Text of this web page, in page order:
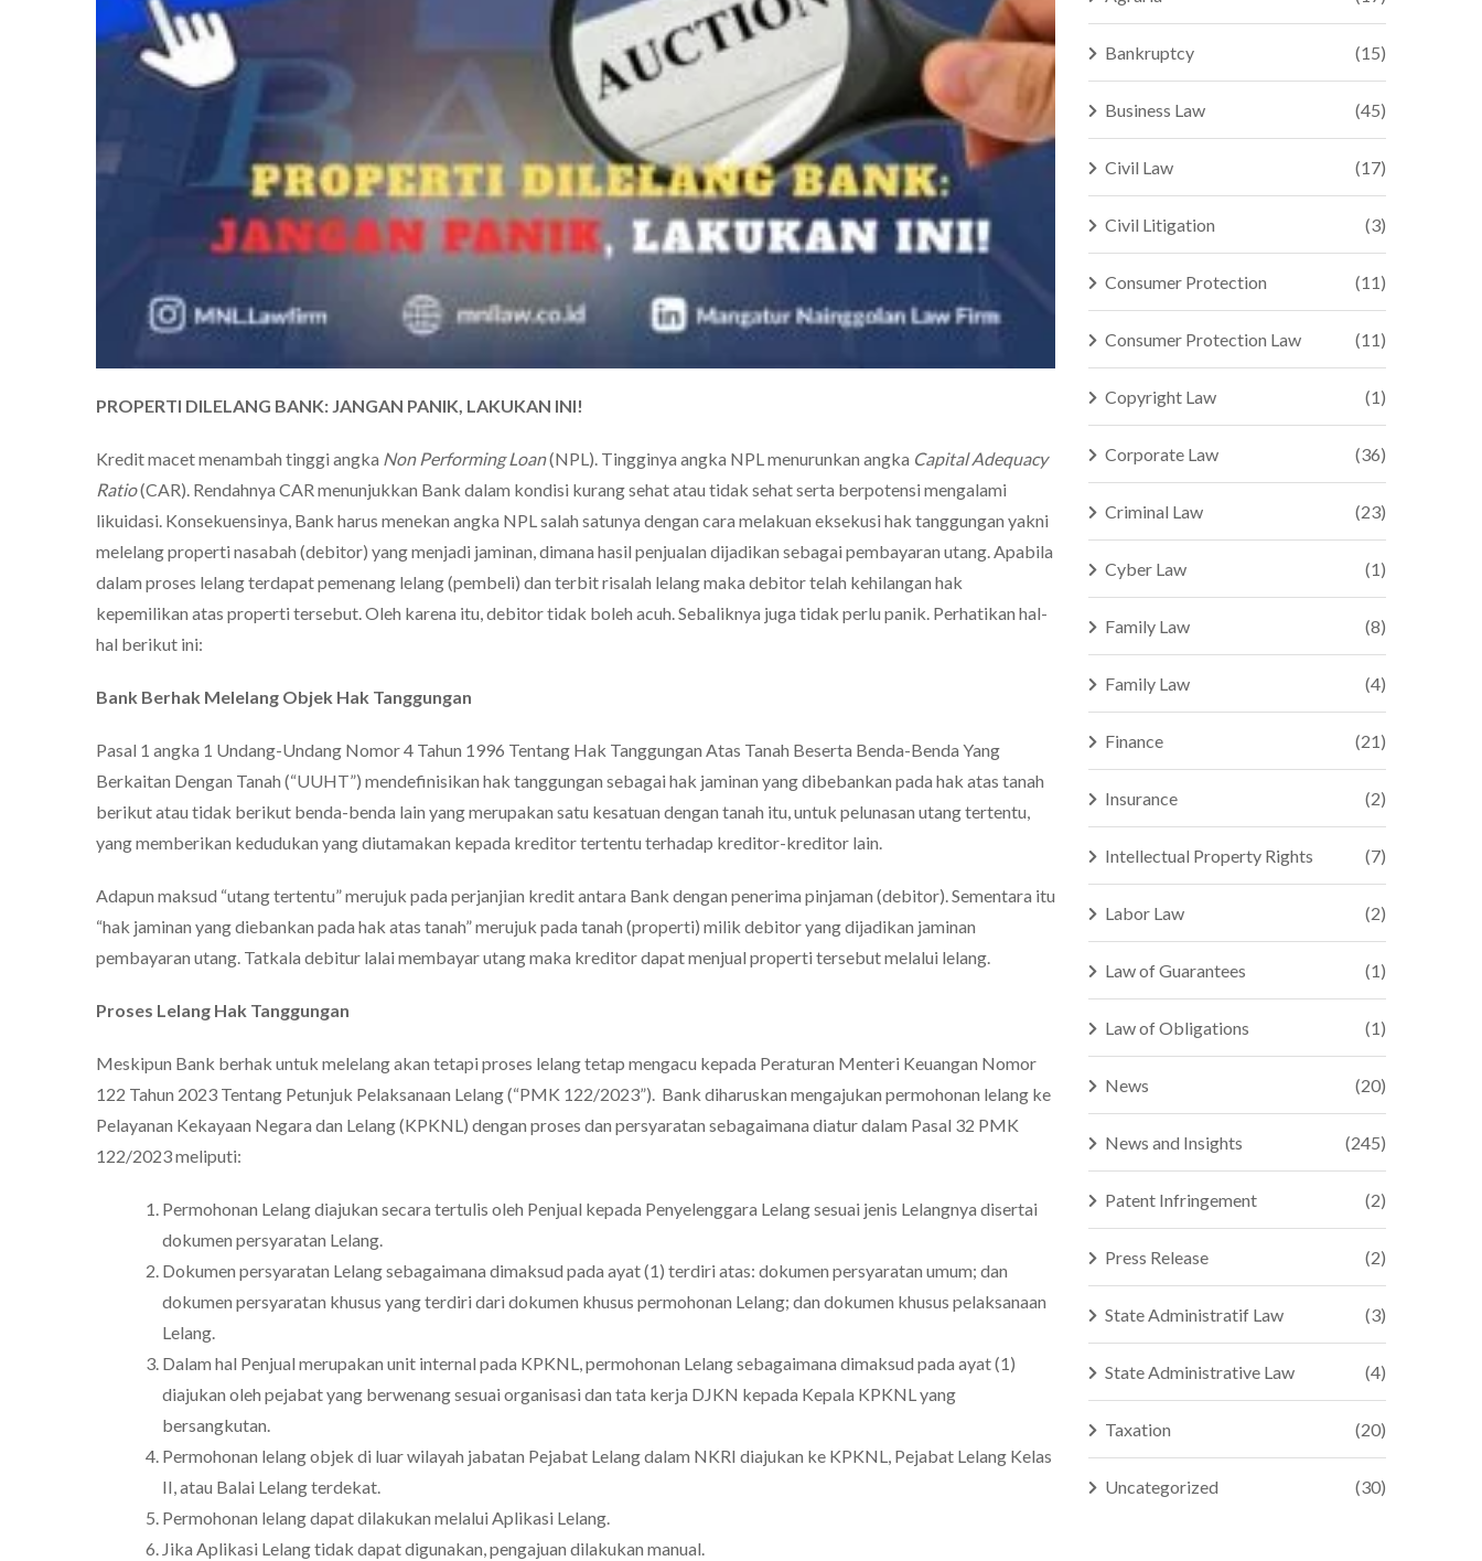
PROPERTI DILELANG BANK: JANGAN PANIK, LAKUKAN INI!
Kredit macet menambah tinggi angka Non Performing Loan(NPL). Tingginya angka NPL menurunkan angka Capital Adequacy
Ratio(CAR). Rendahnya CAR menunjukkan Bank dalam kondisi kurang sehat atau tidak sehat serta berpotensi mengalami
likuidasi. Konsekuensinya, Bank harus menekan angka NPL salah satunya dengan cara melakuan eksekusi hak tanggungan yakni
melelang properti nasabah (debitor) yang menjadi jaminan, dimana hasil penjualan dijadikan sebagai pembayaran utang. Apabila
dalam proses lelang terdapat pemenang lelang (pembeli) dan terbit risalah lelang maka debitor telah kehilangan hak
kepemilikan atas properti tersebut. Oleh karena itu, debitor tidak boleh acuh. Sebaliknya juga tidak perlu panik. Perhatikan hal-
hal berikut ini:
Bank Berhak Melelang Objek Hak Tanggungan
Pasal 1 angka 1 Undang-Undang Nomor 4 Tahun 1996 Tentang Hak Tanggungan Atas Tanah Beserta Benda-Benda Yang
Berkaitan Dengan Tanah (“UUHT”) mendefinisikan hak tanggungan sebagai hak jaminan yang dibebankan pada hak atas tanah
berikut atau tidak berikut benda-benda lain yang merupakan satu kesatuan dengan tanah itu, untuk pelunasan utang tertentu,
yang memberikan kedudukan yang diutamakan kepada kreditor tertentu terhadap kreditor-kreditor lain.
Adapun maksud “utang tertentu” merujuk pada perjanjian kredit antara Bank dengan penerima pinjaman (debitor). Sementara itu
“hak jaminan yang diebankan pada hak atas tanah” merujuk pada tanah (properti) milik debitor yang dijadikan jaminan
pembayaran utang. Tatkala debitur lalai membayar utang maka kreditor dapat menjual properti tersebut melalui lelang.
Proses Lelang Hak Tanggungan
Meskipun Bank berhak untuk melelang akan tetapi proses lelang tetap mengacu kepada Peraturan Menteri Keuangan Nomor
122 Tahun 2023 Tentang Petunjuk Pelaksanaan Lelang (“PMK 122/2023”). Bank diharuskan mengajukan permohonan lelang ke
Pelayanan Kekayaan Negara dan Lelang (KPKNL) dengan proses dan persyaratan sebagaimana diatur dalam Pasal 32 PMK
122/2023 meliputi:
Permohonan Lelang diajukan secara tertulis oleh Penjual kepada Penyelenggara Lelang sesuai jenis Lelangnya disertai
dokumen persyaratan Lelang.
Dokumen persyaratan Lelang sebagaimana dimaksud pada ayat (1) terdiri atas: dokumen persyaratan umum; dan
dokumen persyaratan khusus yang terdiri dari dokumen khusus permohonan Lelang; dan dokumen khusus pelaksanaan
Lelang.
Dalam hal Penjual merupakan unit internal pada KPKNL, permohonan Lelang sebagaimana dimaksud pada ayat (1)
diajukan oleh pejabat yang berwenang sesuai organisasi dan tata kerja DJKN kepada Kepala KPKNL yang
bersangkutan.
Permohonan lelang objek di luar wilayah jabatan Pejabat Lelang dalam NKRI diajukan ke KPKNL, Pejabat Lelang Kelas
II, atau Balai Lelang terdekat.
Permohonan lelang dapat dilakukan melalui Aplikasi Lelang.
Jika Aplikasi Lelang tidak dapat digunakan, pengajuan dilakukan manual.
Bankruptcy (15)
Business Law (45)
Civil Law (17)
Civil Litigation (3)
Consumer Protection (11)
Consumer Protection Law (11)
Copyright Law (1)
Corporate Law (36)
Criminal Law (23)
Cyber Law (1)
Family Law (8)
Family Law (4)
Finance (21)
Insurance (2)
Intellectual Property Rights (7)
Labor Law (2)
Law of Guarantees (1)
Law of Obligations (1)
News (20)
News and Insights (245)
Patent Infringement (2)
Press Release (2)
State Administratif Law (3)
State Administrative Law (4)
Taxation (20)
Uncategorized (30)